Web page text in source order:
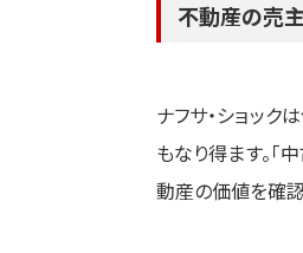
不動産の売主
ナフサ・ショッ
もなり得ます。
動産の価値を確認